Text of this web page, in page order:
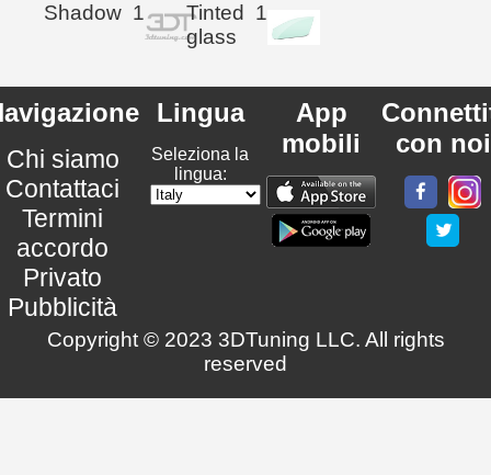
Shadow 1
Tinted
glass
1
Chi siamo
Contattaci
Termini
accordo
Privato
Pubblicità
Lingua
Seleziona la
lingua:
App
mobili
con noi
Copyright © 2023 3DTuning LLC. All rights
reserved